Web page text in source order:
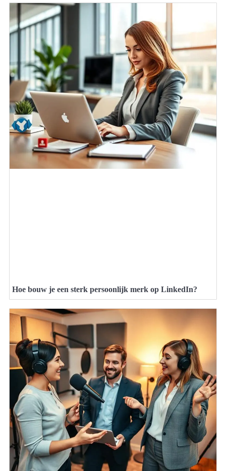
Hoe bouw je een sterk persoonlijk merk op LinkedIn?